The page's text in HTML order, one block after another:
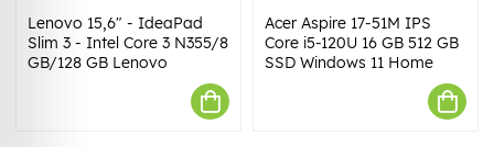
Lenovo 15,6" - IdeaPad
Slim 3 - Intel Core 3 N355/8
GB/128 GB Lenovo
Acer Aspire 17-51M IPS
Core i5-120U 16 GB 512 GB
SSD Windows 11 Home